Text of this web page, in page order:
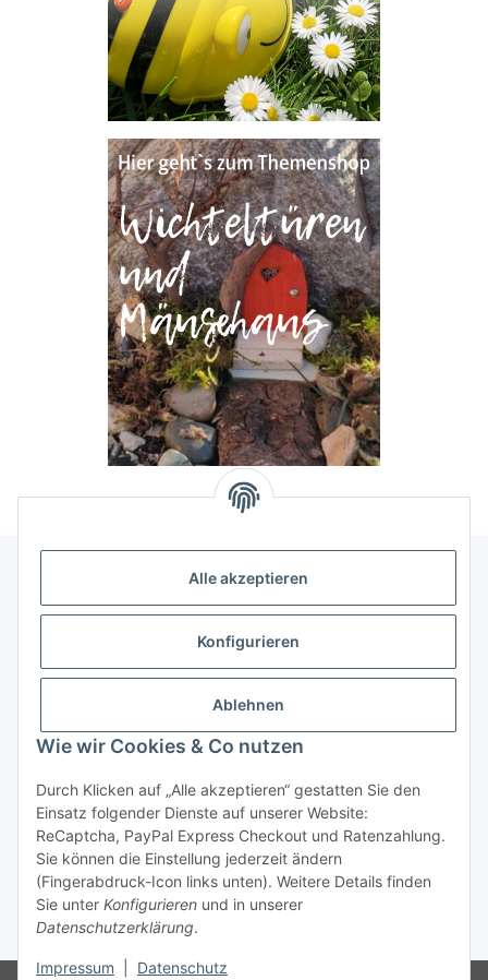
Alle akzeptieren
Konfigurieren
Ablehnen
Wie wir Cookies & Co nutzen
Durch Klicken auf „Alle akzeptieren“ gestatten Sie den
Einsatz folgender Dienste auf unserer Website:
ReCaptcha, PayPal Express Checkout und Ratenzahlung.
Sie können die Einstellung jederzeit ändern
(Fingerabdruck-Icon links unten). Weitere Details finden
Sie unter Konfigurieren und in unserer
Datenschutzerklärung.
Impressum Datenschutz
Allgemeine Informationen
Rechtliche Infomationen
Service
Vertrag widerrufen
* Alle Preise inkl. gesetzlicher USt., zzgl.